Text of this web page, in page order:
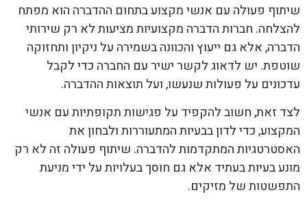
שיתוף פעולה עם אנשי מקצוע בתחום ההדברה הוא מפתח
להצלחה. חברות הדברה מקצועיות מציעות לא רק שירותי
הדברה, אלא גם ייעוץ והכוונה בשמירה על ניקיון ותחזוקה
שוטפת. יש לדאוג לקשר ישיר עם החברה כדי לקבל
עדכונים על פעולות שנעשו, ועל תוצאות ההדברה.
לצד זאת, חשוב להקפיד על פגישות תקופתיות עם אנשי
המקצוע, כדי לדון בבעיות המתעוררות ולבחון את
האסטרטגיות המתקדמות להדברה. שיתוף פעולה זה לא רק
מונע בעיות בעתיד אלא גם חוסך בעלויות על ידי מניעת
התפשטות של מזיקים.